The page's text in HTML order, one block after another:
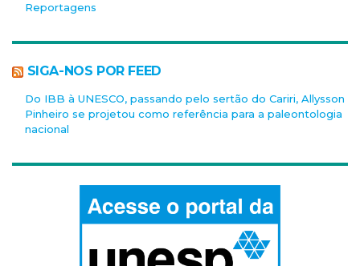
Reportagens
SIGA-NOS POR FEED
Do IBB à UNESCO, passando pelo sertão do Cariri, Allysson
Pinheiro se projetou como referência para a paleontologia
nacional